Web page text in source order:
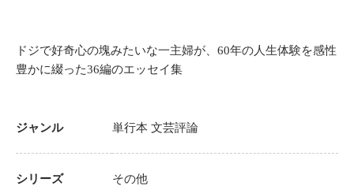
ドジで好奇心の塊みたいな一主婦が、60年の人生体験を感性
豊かに綴った36編のエッセイ集
ジャンル 単行本 文芸評論
シリーズ その他